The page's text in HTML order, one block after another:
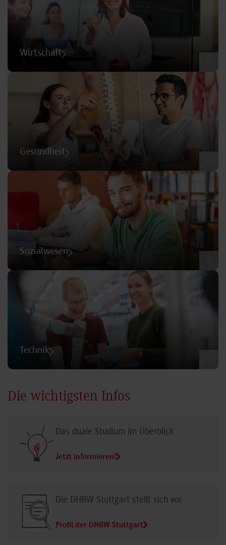
Wirtschaft
Gesundheit
Sozialwesen
Technik
Die wichtigsten Infos
Das duale Studium im Überblick
Jetzt informieren!
Die DHBW Stuttgart stellt sich vor
Profil der DHBW Stuttgart